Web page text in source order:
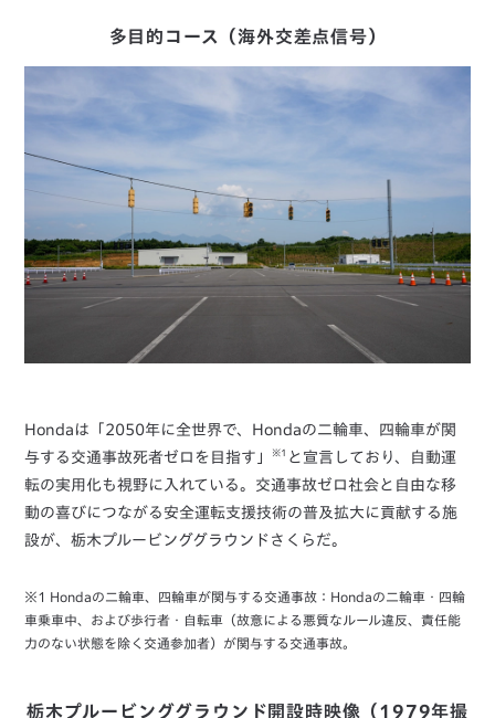
多目的コース（海外交差点信号）
Hondaは「2050年に全世界で、Hondaの二輪車、四輪車が関
与する交通事故死者ゼロを目指す」
※1
と宣言しており、自動運
転の実用化も視野に入れている。交通事故ゼロ社会と自由な移
動の喜びにつながる安全運転支援技術の普及拡大に貢献する施
設が、栃木プルービンググラウンドさくらだ。
※1 Hondaの二輪車、四輪車が関与する交通事故：Hondaの二輪車・四輪
車乗車中、および歩行者・自転車（故意による悪質なルール違反、責任能
力のない状態を除く交通参加者）が関与する交通事故。
栃木プルービンググラウンド開設時映像（1979年撮